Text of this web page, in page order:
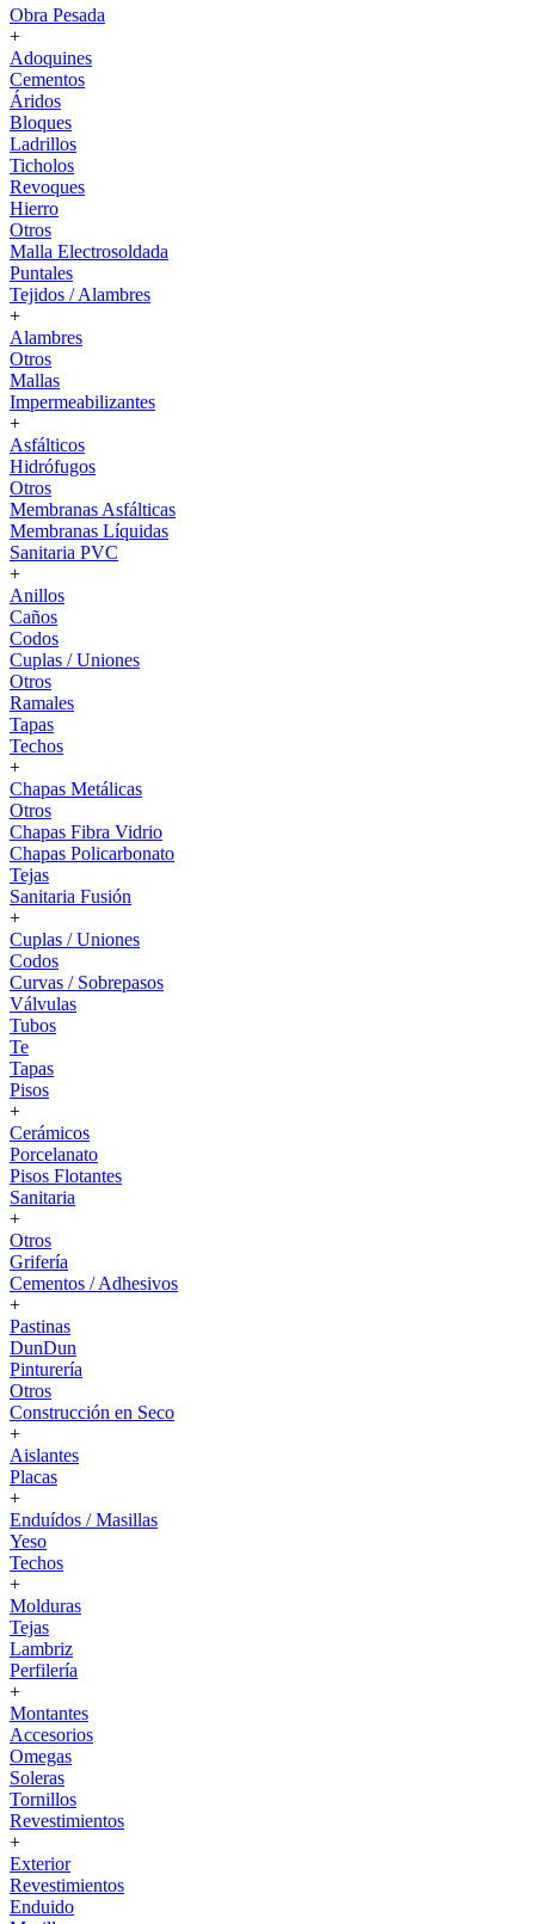
Obra Pesada
+
Adoquines
Cementos
Áridos
Bloques
Ladrillos
Ticholos
Revoques
Hierro
Otros
Malla Electrosoldada
Puntales
Tejidos / Alambres
+
Alambres
Otros
Mallas
Impermeabilizantes
+
Asfálticos
Hidrófugos
Otros
Membranas Asfálticas
Membranas Líquidas
Sanitaria PVC
+
Anillos
Caños
Codos
Cuplas / Uniones
Otros
Ramales
Tapas
Techos
+
Chapas Metálicas
Otros
Chapas Fibra Vidrio
Chapas Policarbonato
Tejas
Sanitaria Fusión
+
Cuplas / Uniones
Codos
Curvas / Sobrepasos
Válvulas
Tubos
Te
Tapas
Pisos
+
Cerámicos
Porcelanato
Pisos Flotantes
Sanitaria
+
Otros
Grifería
Cementos / Adhesivos
+
Pastinas
DunDun
Pinturería
Otros
Construcción en Seco
+
Aislantes
Placas
+
Enduídos / Masillas
Yeso
Techos
+
Molduras
Tejas
Lambriz
Perfilería
+
Montantes
Accesorios
Omegas
Soleras
Tornillos
Revestimientos
+
Exterior
Revestimientos
Enduido